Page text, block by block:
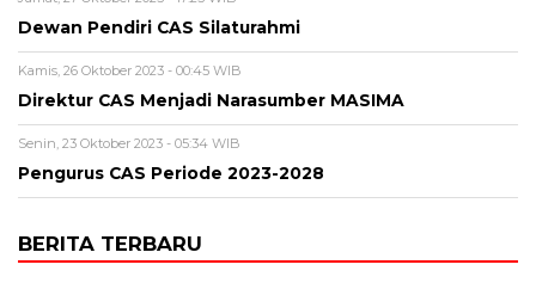
Dewan Pendiri CAS Silaturahmi
Kamis, 26 Oktober 2023 - 00:45 WIB
Direktur CAS Menjadi Narasumber MASIMA
Senin, 23 Oktober 2023 - 05:34 WIB
Pengurus CAS Periode 2023-2028
BERITA TERBARU